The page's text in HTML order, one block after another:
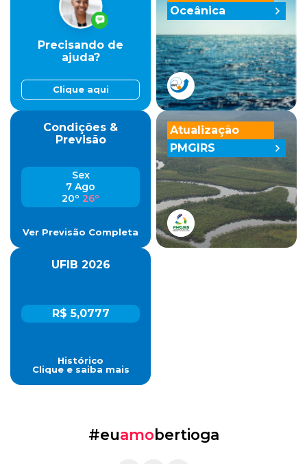
Oceânica
Precisando de
ajuda?
Clique aqui
Condições &
Previsão
Sex
7 Ago
20º 26º
Ver Previsão Completa
UFIB 2026
R$ 5,0777
Histórico
Clique e saiba mais
Atualização
PMGIRS
#euamobertioga